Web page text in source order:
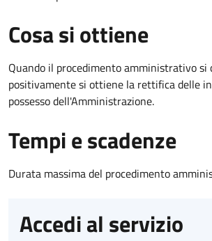
Cosa si ottiene
Quando il procedimento amministrativo si
positivamente si ottiene la rettifica delle
possesso dell'Amministrazione.
Tempi e scadenze
Durata massima del procedimento
Accedi al servizio